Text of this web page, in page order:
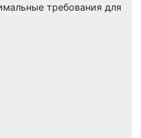
требования для